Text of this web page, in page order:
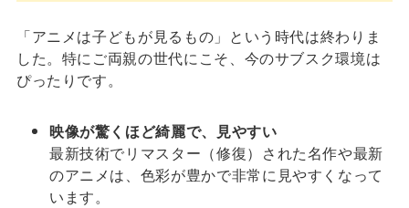
「アニメは子どもが見るもの」という時代は終わりま
した。特にご両親の世代にこそ、今のサブスク環境は
ぴったりです。
映像が驚くほど綺麗で、見やすい
最新技術でリマスター（修復）された名作や最新
のアニメは、色彩が豊かで非常に見やすくなって
います。